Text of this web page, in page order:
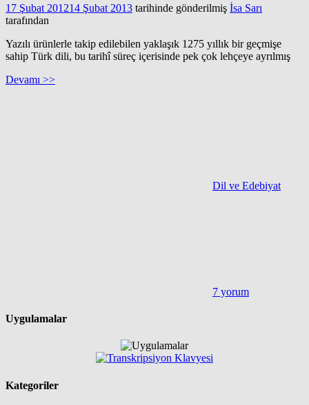
17 Şubat 201214 Şubat 2013 tarihinde gönderilmiş İsa Sarı
tarafından
Yazılı ürünlerle takip edilebilen yaklaşık 1275 yıllık bir geçmişe
sahip Türk dili, bu tarihî süreç içerisinde pek çok lehçeye ayrılmış
Devamı >>
Dil ve Edebiyat
7 yorum
Uygulamalar
Kategoriler